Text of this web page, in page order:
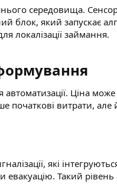
середовища.
який запускає
локалізації займання.
автоматизації. Ціна
витрати, але
які
Такий